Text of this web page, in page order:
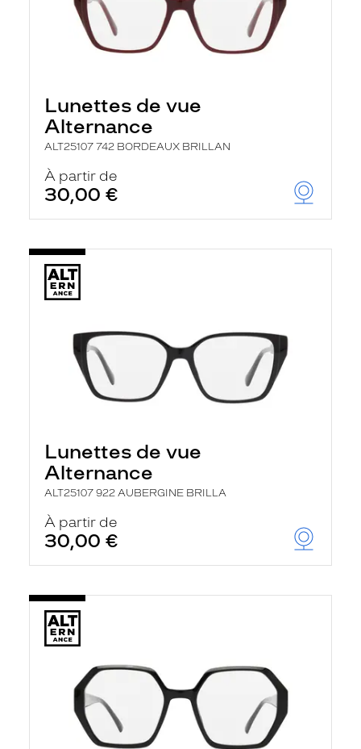
Lunettes de vue
Alternance
ALT25107 742 BORDEAUX BRILLAN
À partir de
30,00 €
Lunettes de vue
Alternance
ALT25107 922 AUBERGINE BRILLA
À partir de
30,00 €